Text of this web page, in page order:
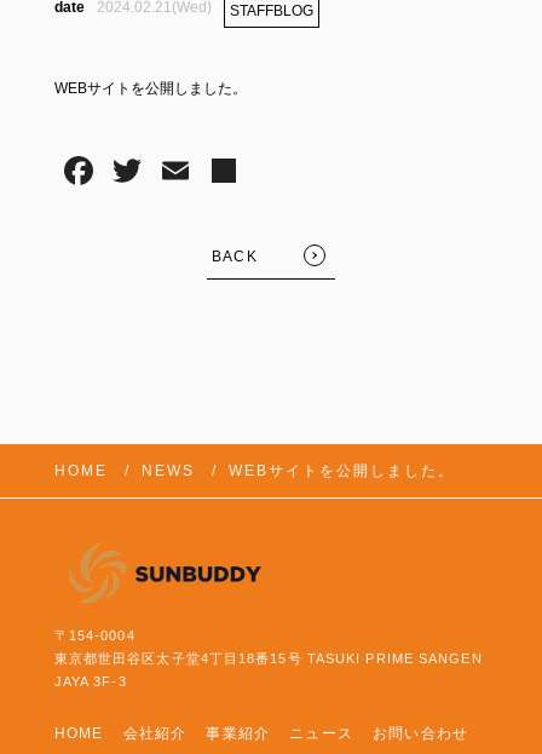
2024.02.21(Wed) STAFFBLOG
WEBサイトを公開しました。
BACK
HOME NEWS WEBサイトを公開しました。
〒154-0004
東京都世田谷区太子堂4丁目18番15号 TASUKI PRIME SANGEN
JAYA 3F-3
HOME 会社紹介 事業紹介 ニュース お問い合わせ